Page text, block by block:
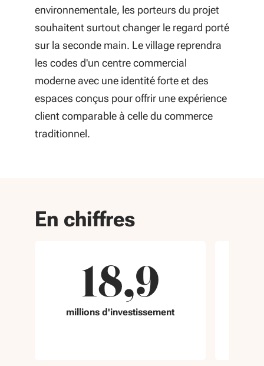
environnementale, les porteurs du projet
souhaitent surtout changer le regard porté
sur la seconde main. Le village reprendra
les codes d'un centre commercial
moderne avec une identité forte et des
espaces conçus pour offrir une expérience
client comparable à celle du commerce
traditionnel.
En chiffres
18,9
millions d'investissement